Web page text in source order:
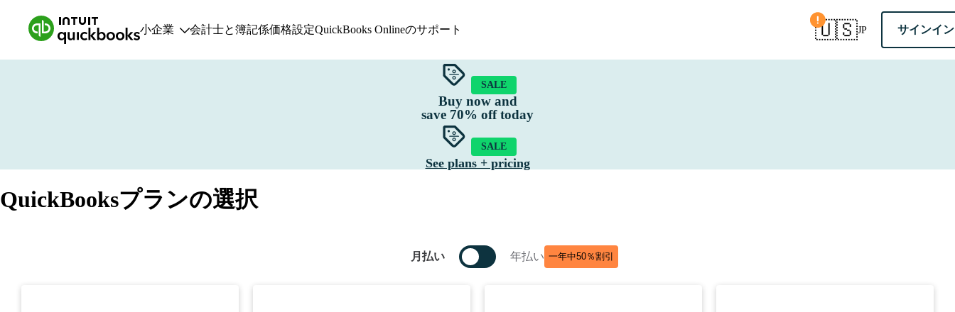
小企業 会計士と簿記係価格設定QuickBooks Onlineのサポート 🇺🇸JP サインイ
データ移行
GSTおよびVATの追跡
経費の追跡
モバイル会計アプリ
国を確認
SALE
Buy now and
save 70% off today
SALE
See plans + pricing
QuickBooksプランの選択
月払い 年払い 一年中50％割引